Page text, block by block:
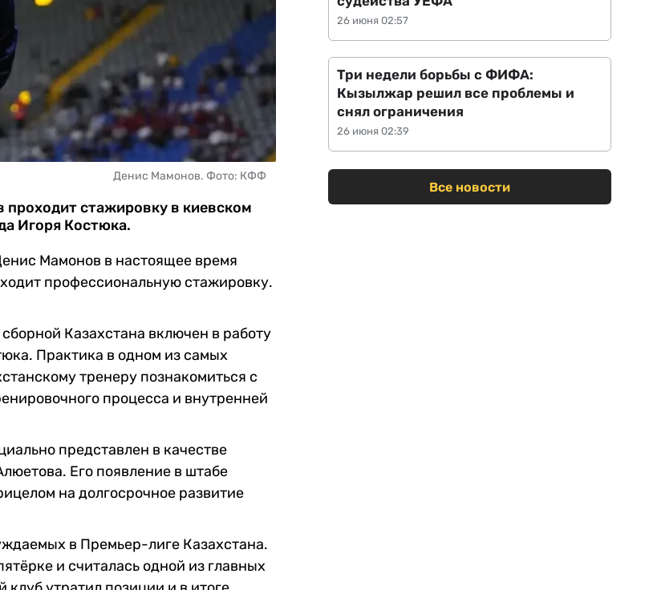
Денис Мамонов. Фото: КФФ
стажировку в киевском
Игоря Костюка.
Мамонов в настоящее время
профессиональную стажировку.
Казахстана включен в работу
Практика в одном из самых
тренеру познакомиться с
процесса и внутренней
представлен в качестве
Его появление в штабе
на долгосрочное развитие
в Премьер-лиге Казахстана.
и считалась одной из главных
26 июня 02:57
26 июня 02:39
Три недели борьбы с ФИФА:
Кызылжар решил все проблемы и
снял ограничения
Все новости